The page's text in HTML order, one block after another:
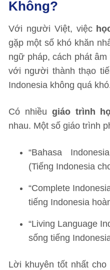
Không?
Với người Việt, việc
gặp một số khó khăn
ngữ pháp, cách phát
với người thành thạo
Indonesia không quá
Có nhiều giáo trình
nhau. Một số giáo trình
“Bahasa
(Tiếng Indonesia
“Complete
tiếng Indonesia
“Living Language
sống tiếng
Lời khuyên tốt nhất cho